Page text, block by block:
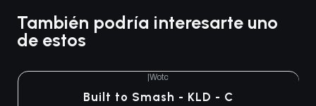
También podría interesarte uno
de estos
Wotc
Built to Smash - KLD - C